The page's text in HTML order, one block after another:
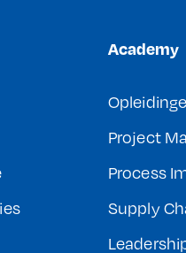
Academy
Project
Process
Supply